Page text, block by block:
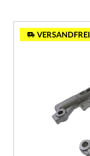
VERSANDFREI